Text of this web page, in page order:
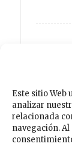
Este sitio Web
analizar
relacionada
navegación.